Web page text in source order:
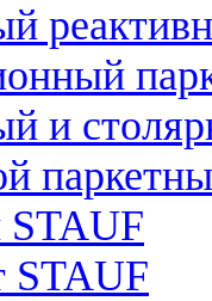
и
STAUF
STAUF